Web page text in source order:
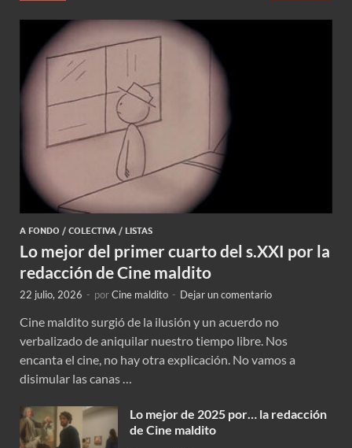
A FONDO / COLECTIVA / LISTAS
Lo mejor del primer cuarto del s.XXI por la
redacción de Cine maldito
22 julio, 2026 - porCine maldito - Dejar un comentario
Cine maldito surgió de la ilusión y un acuerdo no
verbalizado de aniquilar nuestro tiempo libre. Nos
encanta el cine, no hay otra explicación. No vamos a
disimular las canas …
Lo mejor de 2025 por… la redacción
de Cine maldito